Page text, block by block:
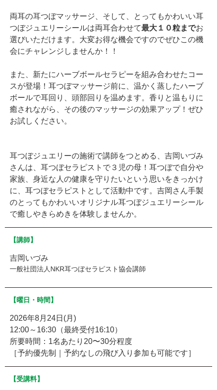
両耳の耳つぼマッサージ、そして、とってもかわいい耳
つぼジュエリーシールは両耳合わせて最大１０粒までお
選びいただけます。大変お得な機会ですのでぜひこの機
会にチャレンジしませんか！！
また、新たにハーブボールセラピーを組み合わせたコー
スが登場！耳つぼマッサージ前に、温かく蒸したハーブ
ボールで耳回り、頭部回りを温めます。香りと温もりに
癒されながら、その後のマッサージの効果アップ！ぜひ
お試しください。
耳つぼジュエリーの施術で講師をつとめる、吉岡いづみ
さんは、耳つぼセラピストで３児の母！耳つぼで自分や
家族、身近な人の健康を守りたいという思いをきっかけ
に、耳つぼセラピストとして活動中です。吉岡さん手製
のとってもかわいいオリジナル耳つぼジュエリーシール
で癒しやきらめきを体験しませんか。
【講師】
吉岡いづみ
一般社団法人NKR耳つぼセラピスト協会講師
【曜日・時間】
2026年8月24日(月)
12:00～16:30（最終受付16:10）
所要時間：1名あたり20〜30分程度
［予約優先制｜予約なしの飛び入り参加も可能です］
【受講料】